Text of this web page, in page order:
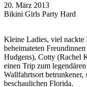
20. März 2013
Bikini Girls Party Hard
Kleine Ladies, viel
beheimateten
Hudgens), Cotty (Rachel
einen Trip zum
Wallfahrtsort betrunkener,
beschaulichen Florida.